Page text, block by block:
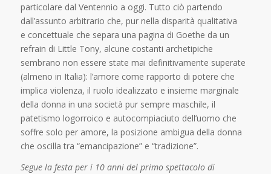
particolare dal Ventennio a oggi. Tutto ciò partendo
dall’assunto arbitrario che, pur nella disparità qualitativa
e concettuale che separa una pagina di Goethe da un
refrain di Little Tony, alcune costanti archetipiche
sembrano non essere state mai definitivamente superate
(almeno in Italia): l’amore come rapporto di potere che
implica violenza, il ruolo idealizzato e insieme marginale
della donna in una società pur sempre maschile, il
patetismo logorroico e autocompiaciuto dell’uomo che
soffre solo per amore, la posizione ambigua della donna
che oscilla tra “emancipazione” e “tradizione”.
Segue la festa per i 10 anni del primo spettacolo di